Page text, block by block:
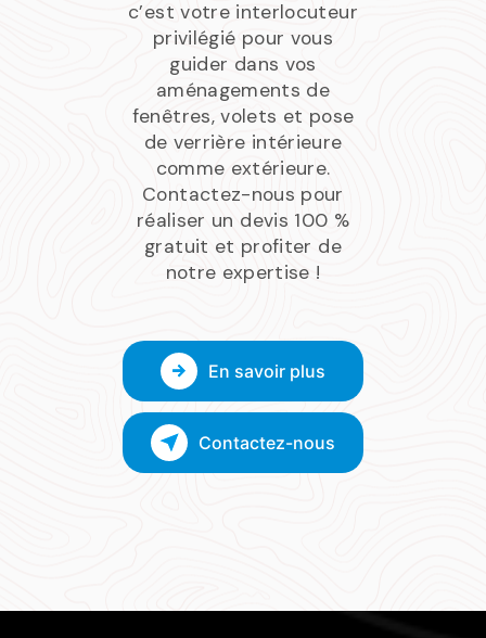
c’est votre interlocuteur
privilégié pour vous
guider dans vos
aménagements de
fenêtres, volets et pose
de verrière intérieure
comme extérieure.
Contactez-nous pour
réaliser un devis 100 %
gratuit et profiter de
notre expertise !
En savoir plus
Contactez-nous